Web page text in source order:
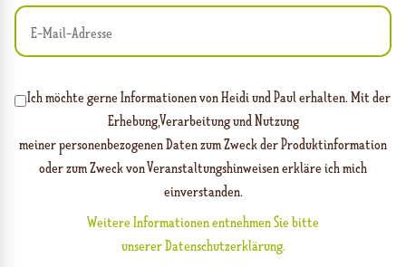
Ich möchte gerne Informationen von Heidi und Paul erhalten. Mit der
Erhebung,Verarbeitung und Nutzung
meiner personenbezogenen Daten zum Zweck der Produktinformation
oder zum Zweck von Veranstaltungshinweisen erkläre ich mich
einverstanden.
Weitere Informationen entnehmen Sie bitte
unserer Datenschutzerklärung.